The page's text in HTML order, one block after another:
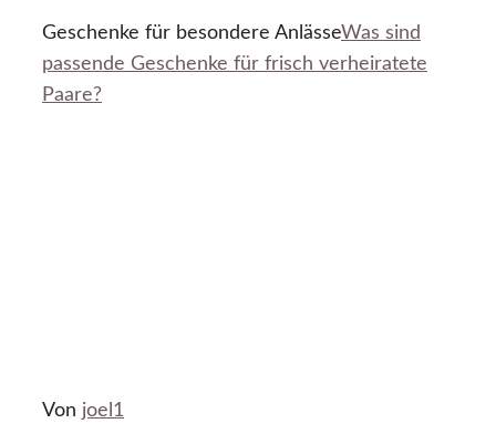
Geschenke für besondere AnlässeWas sind
passende Geschenke für frisch verheiratete
Paare?
Von joel1